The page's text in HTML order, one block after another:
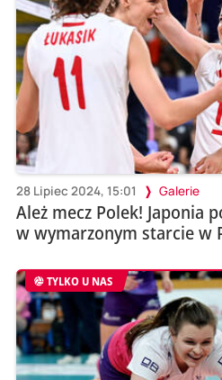
28 Lipiec 2024, 15:01 Galerie
Ależ mecz Polek! Japonia
w wymarzonym starcie w
TYLKO U NAS